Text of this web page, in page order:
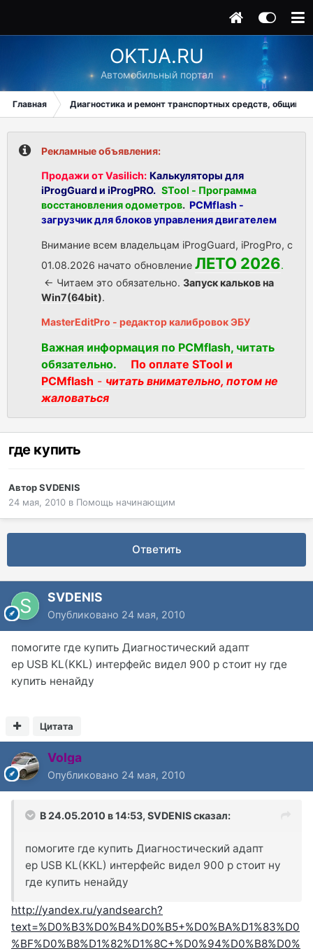
OKTJA.RU
Автомобильный портал
Главная Диагностика и ремонт транспортных средств, общий
Рекламные объявления:
Продажи от Vasilich: Калькуляторы для
iProgGuard и iProgPRO. STool - Программа
восстановления одометров. PCMflash -
загрузчик для блоков управления двигателем
Внимание всем владельцам iProgGuard, iProgPro, с
01.08.2026 начато обновление ЛЕТО 2026.
<- Читаем это обязательно. Запуск кальков на
Win7(64bit).
MasterEditPro - редактор калибровок ЭБУ
Важная информация по PCMflash, читать
обязательно.
По оплате STool и
PCMflash - читать внимательно, потом не
жаловаться
где купить
АвторSVDENIS
24 мая, 2010 в Помощь начинающим
Ответить
SVDENIS
Опубликовано 24 мая, 2010
помогите где купить Диагностический адапт
ер USB KL(KKL) интерфейс видел 900 р стоит ну где
купить ненайду
Цитата
Volga
Опубликовано 24 мая, 2010
В 24.05.2010 в 14:53, SVDENIS сказал:
помогите где купить Диагностический адапт
ер USB KL(KKL) интерфейс видел 900 р стоит ну
где купить ненайду
http://yandex.ru/yandsearch?
text=%D0%B3%D0%B4%D0%B5+%D0%BA%D1%83%D0
%BF%D0%B8%D1%82%D1%8C+%D0%94%D0%B8%D0%